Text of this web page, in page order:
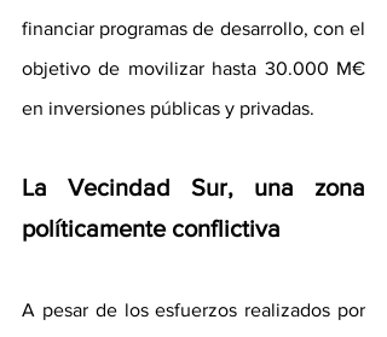
financiar programas de desarrollo, con el
objetivo de movilizar hasta 30.000 M€
en inversiones públicas y privadas.
La Vecindad Sur, una zona
políticamente conflictiva
A pesar de los esfuerzos realizados por